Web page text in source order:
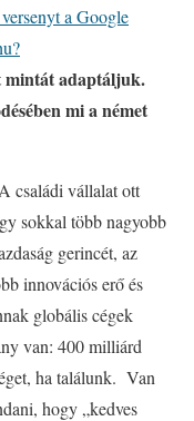
a Google
mintát adaptáljuk.
mi a német
családi vállalat ott
sokkal több nagyobb
gerincét, az
innovációs erő és
globális cégek
van: 400 milliárd
ha találunk. Van
hogy „kedves